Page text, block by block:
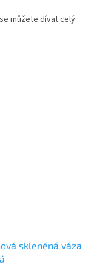
můžete dívat celý
skleněná váza